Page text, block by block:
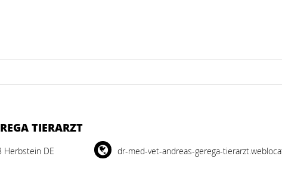
TIERARZT
Herbstein DE dr-med-vet-andreas-gerega-